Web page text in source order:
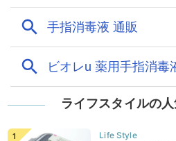
ライフスタイルの